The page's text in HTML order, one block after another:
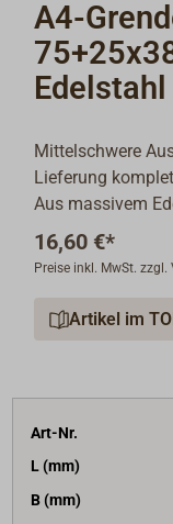
A4-
Edelstahl
Mittelschwere
Lieferung
Aus massivem
16,60 €*
Preise inkl. MwSt. zzgl.
Artikel im
Art-Nr.
L (mm)
B (mm)